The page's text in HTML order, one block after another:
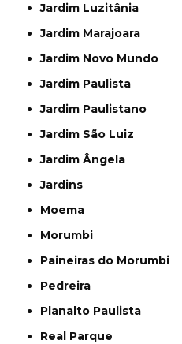
Jardim Luzitânia
Jardim Marajoara
Jardim Novo Mundo
Jardim Paulista
Jardim Paulistano
Jardim São Luiz
Jardim Ângela
Jardins
Moema
Morumbi
Paineiras do Morumbi
Pedreira
Planalto Paulista
Real Parque